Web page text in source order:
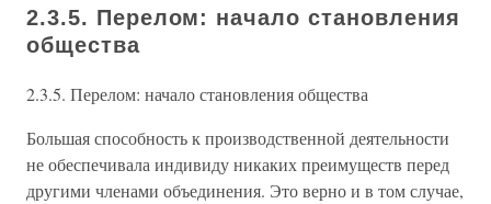
2.3.5. Перелом: начало становления
общества
2.3.5. Перелом: начало становления общества
Большая способность к производственной деятельности
не обеспечивала индивиду никаких преимуществ перед
другими членами объединения. Это верно и в том случае,